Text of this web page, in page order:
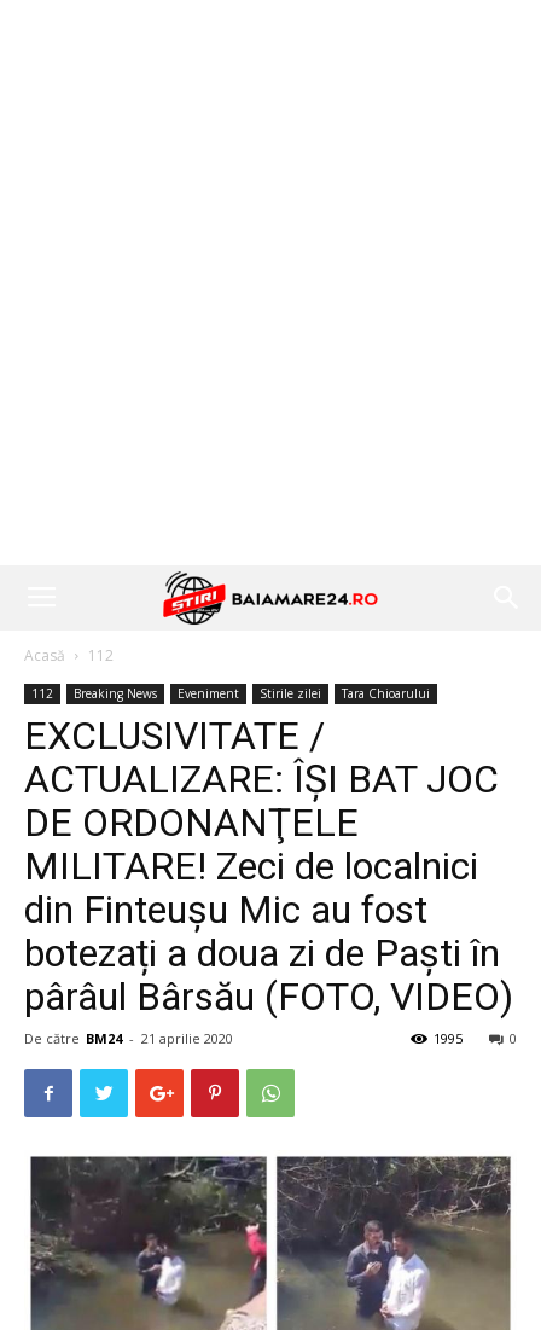
Acasă 112
112 Breaking News Eveniment Stirile zilei Tara Chioarului
EXCLUSIVITATE /
ACTUALIZARE: ÎŞI BAT JOC
DE ORDONANŢELE
MILITARE! Zeci de localnici
din Finteușu Mic au fost
botezați a doua zi de Paști în
pârâul Bârsău (FOTO, VIDEO)
De către BM24 - 21 aprilie 2020 0
1995